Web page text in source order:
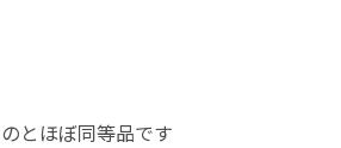
とほぼ同等品です